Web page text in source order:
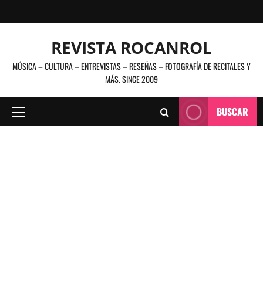
al
REVISTA ROCANROL
MÚSICA – CULTURA – ENTREVISTAS – RESEÑAS – FOTOGRAFÍA DE RECITALES Y
MÁS. SINCE 2009
Menú
BUSCAR